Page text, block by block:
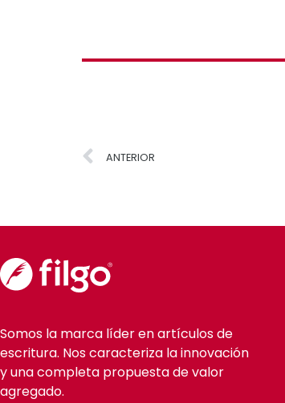
ANTERIOR
Somos la marca líder en artículos de
escritura. Nos caracteriza la innovación
y una completa propuesta de valor
agregado.